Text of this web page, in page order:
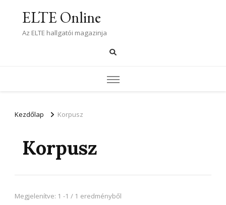
ELTE Online
Az ELTE hallgatói magazinja
Kezdőlap Korpusz
Korpusz
Megjelenítve: 1 -1 / 1 eredményből